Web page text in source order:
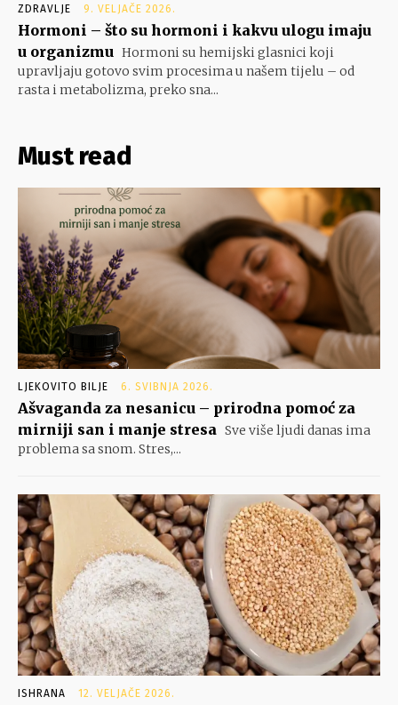
ZDRAVLJE 9. VELJAČE 2026.
Hormoni – što su hormoni i kakvu ulogu imaju
u organizmu Hormoni su hemijski glasnici koji
upravljaju gotovo svim procesima u našem tijelu – od
rasta i metabolizma, preko sna...
Must read
LJEKOVITO BILJE 6. SVIBNJA 2026.
Ašvaganda za nesanicu – prirodna pomoć za
mirniji san i manje stresa Sve više ljudi danas ima
problema sa snom. Stres,...
ISHRANA 12. VELJAČE 2026.